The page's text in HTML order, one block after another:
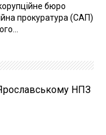
бюро
прокуратура (САП)
НПЗ